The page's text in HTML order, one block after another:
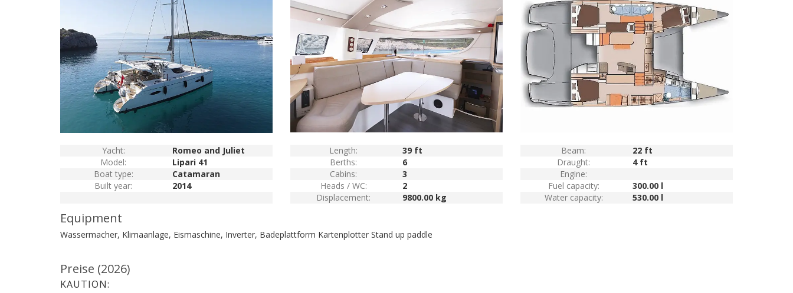
Yacht:
Romeo and Juliet
Model:
Lipari 41
Boat type:
Catamaran
Built year:
2014
Length:
39 ft
Berths:
6
Cabins:
3
Heads / WC:
2
Displacement:
9800.00 kg
Beam:
22 ft
Draught:
4 ft
Engine:
Fuel capacity:
300.00 l
Water capacity:
530.00 l
Equipment
Wassermacher, Klimaanlage, Eismaschine, Inverter, Badeplattform Kartenplotter Stand up paddle
Preise (2026)
KAUTION: